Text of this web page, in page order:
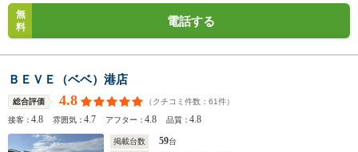
無
料
電話する
ＢＥＶＥ（ベベ）港店
総合評価 4.8 （クチコミ件数： 61件）
接客：4.8 雰囲気：4.7 アフター：4.8 品質：4.8
掲載台数 59台